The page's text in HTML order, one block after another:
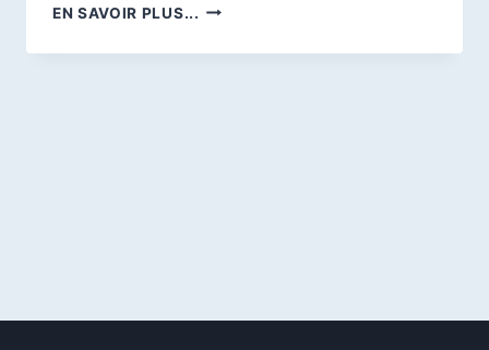
EN SAVOIR PLUS... INTERDICTION
TIKTOK